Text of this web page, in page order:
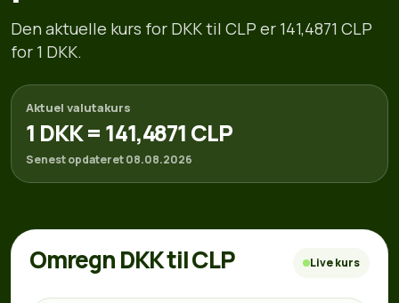
Den aktuelle kurs for DKK til CLP er 141,4871 CLP
for 1 DKK.
Aktuel valutakurs
1 DKK = 141,4871 CLP
Senest opdateret 08.08.2026
Omregn DKK til CLP Live kurs